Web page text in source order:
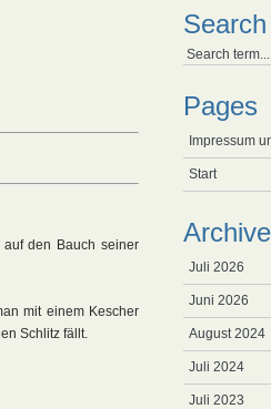
den Bauch seiner
mit einem Kescher
Schlitz fällt.
Search
Pages
Impressum
Start
Archive
Juli 2026
Juni 2026
August 2024
Juli 2024
Juli 2023